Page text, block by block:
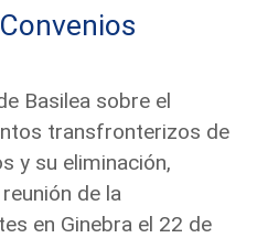
Basilea sobre el
transfronterizos de
y su eliminación,
de la
en Ginebra el 22 de